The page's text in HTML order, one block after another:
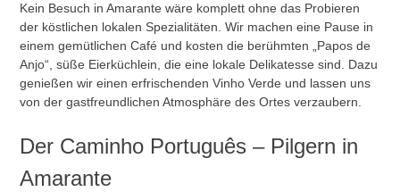
Kein Besuch in Amarante wäre komplett ohne das Probieren
der köstlichen lokalen Spezialitäten. Wir machen eine Pause in
einem gemütlichen Café und kosten die berühmten „Papos de
Anjo“, süße Eierküchlein, die eine lokale Delikatesse sind. Dazu
genießen wir einen erfrischenden Vinho Verde und lassen uns
von der gastfreundlichen Atmosphäre des Ortes verzaubern.
Der Caminho Português – Pilgern in
Amarante